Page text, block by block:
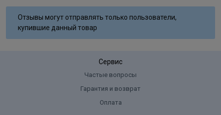
Hydroxide, Sodium Laureth Sulfate, Lanolin Alcohol, Sodium Lauryl
Sulfate, Ammoniumsulfate, Glycol Distearate, Sodium Cocoyl
Chloro-4-Nitrophenol, m-Aminophenol, Tocopherol.
Отзывы могут отправлять только пользователи,
купившие данный товар
Сервис
Частые вопросы
Гарантия и возврат
Оплата